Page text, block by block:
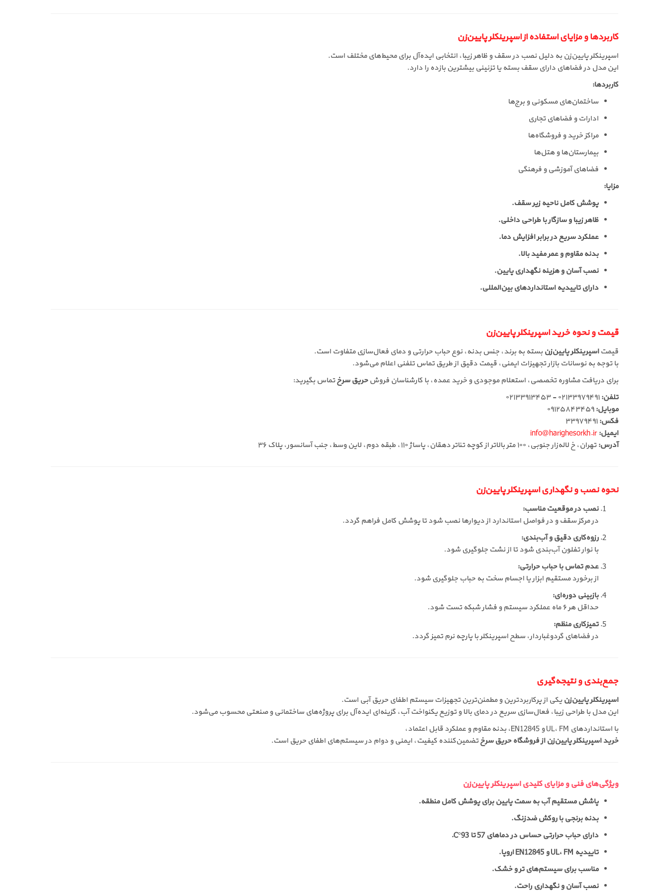
کاربردها و مزایای استفاده از اسپرینکلر پایین‌زن
اسپرینکلر پایین‌زن به دلیل نصب در سقف و ظاهر زیبا، انتخابی ایده‌آل برای محیط‌های مختلف است.
این مدل در فضاهای دارای سقف بسته یا تزئینی بیشترین بازده را دارد.
کاربردها:
ساختمان‌های مسکونی و برج‌ها
ادارات و فضاهای تجاری
مراکز خرید و فروشگاه‌ها
بیمارستان‌ها و هتل‌ها
فضاهای آموزشی و فرهنگی
مزایا:
پوشش کامل ناحیه زیر سقف.
ظاهر زیبا و سازگار با طراحی داخلی.
عملکرد سریع در برابر افزایش دما.
بدنه مقاوم و عمر مفید بالا.
نصب آسان و هزینه نگهداری پایین.
دارای تاییدیه استانداردهای بین‌المللی.
قیمت و نحوه خرید اسپرینکلر پایین‌زن
قیمتاسپرینکلر پایین‌زن بسته به برند، جنس بدنه، نوع حباب حرارتی و دمای فعال‌سازی متفاوت است.
با توجه به نوسانات بازار تجهیزات ایمنی، قیمت دقیق از طریق تماس تلفنی اعلام می‌شود.
برای دریافت مشاوره تخصصی، استعلام موجودی و خرید عمده، با کارشناسان فروشحریق سرختماس بگیرید:
تلفن:۰۲۱۳۳۹۷۹۴۹۱ - ۰۲۱۳۳۹۱۳۴۵۳
موبایل:۰۹۱۲۵۸۴۳۴۵۹
فکس:۳۳۹۷۹۴۹۱
ایمیل: info@harighesorkh.ir
آدرس:تهران، خ لاله‌زار جنوبی، ۱۰۰ متر بالاتر از کوچه تئاتر دهقان، پاساژ ۱۱۰، طبقه دوم، لاین وسط، جنب آسانسور، پلاک ۳۶
نحوه نصب و نگهداری اسپرینکلر پایین‌زن
نصب در موقعیت مناسب:
در مرکز سقف و در فواصل استاندارد از دیوارها نصب شود تا پوشش کامل فراهم گردد.
رزوه‌کاری دقیق و آب‌بندی:
با نوار تفلون آب‌بندی شود تا از نشت جلوگیری شود.
عدم تماس با حباب حرارتی:
از برخورد مستقیم ابزار یا اجسام سخت به حباب جلوگیری شود.
بازبینی دوره‌ای:
حداقل هر ۶ ماه عملکرد سیستم و فشار شبکه تست شود.
تمیزکاری منظم:
در فضاهای گردوغباردار، سطح اسپرینکلر با پارچه نرم تمیز گردد.
جمع‌بندی و نتیجه‌گیری
اسپرینکلر پایین‌زنیکی از پرکاربردترین و مطمئن‌ترین تجهیزات سیستم اطفای حریق آبی است.
این مدل با طراحی زیبا، فعال‌سازی سریع در دمای بالا و توزیع یکنواخت آب، گزینه‌ای ایده‌آل برای پروژه‌های ساختمانی و صنعتی محسوب می‌شود.
با استانداردهای UL، FM و EN12845، بدنه مقاوم و عملکرد قابل اعتماد،
خرید اسپرینکلر پایین‌زن از فروشگاه حریق سرختضمین‌کننده کیفیت، ایمنی و دوام در سیستم‌های اطفای حریق است.
ویژگی‌های فنی و مزایای کلیدی اسپرینکلر پایین‌زن
پاشش مستقیم آب به سمت پایین برای پوشش کامل منطقه.
بدنه برنجی با روکش ضدزنگ.
دارای حباب حرارتی حساس در دماهای 57 تا 93°C.
تاییدیه UL، FM و EN12845 اروپا.
مناسب برای سیستم‌های تر و خشک.
نصب آسان و نگهداری راحت.